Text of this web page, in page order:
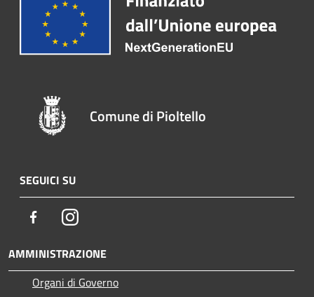
Comune di Pioltello
SEGUICI SU
FacebookInstagram
AMMINISTRAZIONE
Organi di Governo